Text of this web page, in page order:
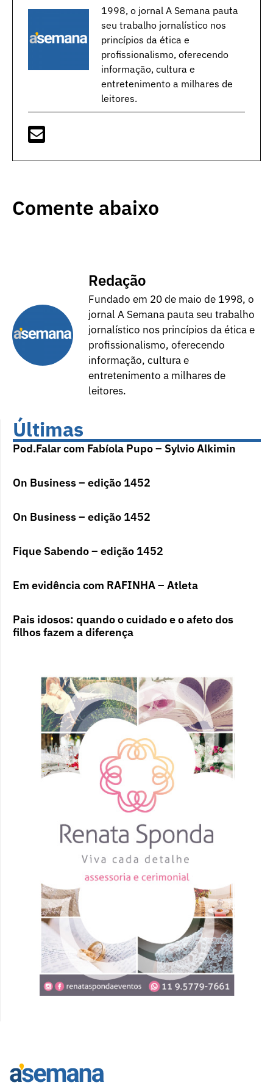
1998, o jornal A Semana pauta
seu trabalho jornalístico nos
princípios da ética e
profissionalismo, oferecendo
informação, cultura e
entretenimento a milhares de
leitores.
Comente abaixo
Redação
Fundado em 20 de maio de 1998, o
jornal A Semana pauta seu trabalho
jornalístico nos princípios da ética e
profissionalismo, oferecendo
informação, cultura e
entretenimento a milhares de
leitores.
Últimas
Pod.Falar com Fabíola Pupo – Sylvio Alkimin
On Business – edição 1452
On Business – edição 1452
Fique Sabendo – edição 1452
Em evidência com RAFINHA – Atleta
Pais idosos: quando o cuidado e o afeto dos
filhos fazem a diferença